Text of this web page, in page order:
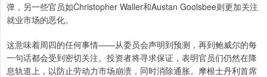
弹，另一些官员如Christopher Waller和Austan Goolsbee则更加关注
就业市场的恶化。
这意味着周四的任何事情——从委员会声明到预测，再到鲍威尔的每
一句话都会受到密切关注。投资者将寻求保证，表明官员们仍然在降
息轨道上，以防止劳动力市场崩溃，同时消除通胀。摩根士丹利首席